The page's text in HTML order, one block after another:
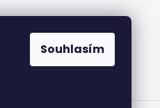
Souhlasím